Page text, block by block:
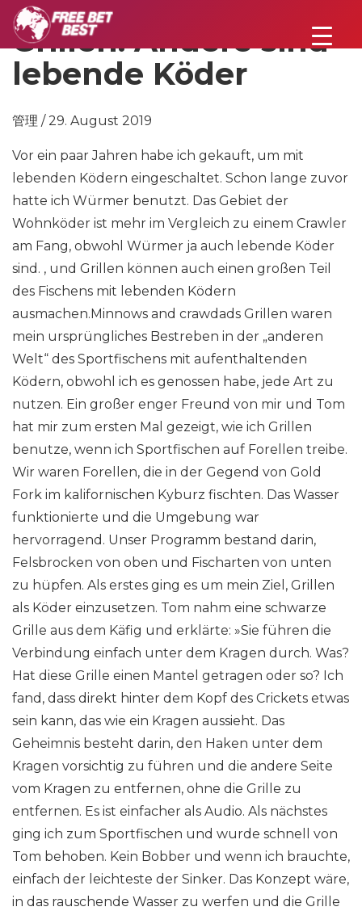
Grillen: Andere sind
lebende Köder
管理 / 29. August 2019
Vor ein paar Jahren habe ich gekauft, um mit
lebenden Ködern eingeschaltet. Schon lange zuvor
hatte ich Würmer benutzt. Das Gebiet der
Wohnköder ist mehr im Vergleich zu einem Crawler
am Fang, obwohl Würmer ja auch lebende Köder
sind. , und Grillen können auch einen großen Teil
des Fischens mit lebenden Ködern
ausmachen.Minnows and crawdads Grillen waren
mein ursprüngliches Bestreben in der „anderen
Welt“ des Sportfischens mit aufenthaltenden
Ködern, obwohl ich es genossen habe, jede Art zu
nutzen. Ein großer enger Freund von mir und Tom
hat mir zum ersten Mal gezeigt, wie ich Grillen
benutze, wenn ich Sportfischen auf Forellen treibe.
Wir waren Forellen, die in der Gegend von Gold
Fork im kalifornischen Kyburz fischten. Das Wasser
funktionierte und die Umgebung war
hervorragend. Unser Programm bestand darin,
Felsbrocken von oben und Fischarten von unten
zu hüpfen. Als erstes ging es um mein Ziel, Grillen
als Köder einzusetzen. Tom nahm eine schwarze
Grille aus dem Käfig und erklärte: »Sie führen die
Verbindung einfach unter dem Kragen durch. Was?
Hat diese Grille einen Mantel getragen oder so? Ich
fand, dass direkt hinter dem Kopf des Crickets etwas
sein kann, das wie ein Kragen aussieht. Das
Geheimnis besteht darin, den Haken unter dem
Kragen vorsichtig zu führen und die andere Seite
vom Kragen zu entfernen, ohne die Grille zu
entfernen. Es ist einfacher als Audio. Als nächstes
ging ich zum Sportfischen und wurde schnell von
Tom behoben. Kein Bobber und wenn ich brauchte,
einfach der leichteste der Sinker. Das Konzept wäre,
in das rauschende Wasser zu werfen und die Grille